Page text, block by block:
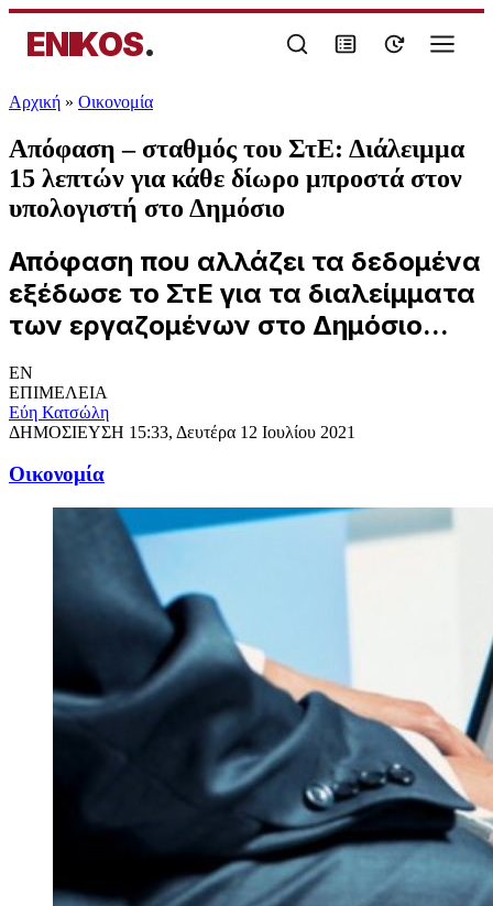
ENIKOS.
Αρχική » Oικονομία
Απόφαση – σταθμός του ΣτΕ: Διάλειμμα
15 λεπτών για κάθε δίωρο μπροστά στον
υπολογιστή στο Δημόσιο
Απόφαση που αλλάζει τα δεδομένα
εξέδωσε το ΣτΕ για τα διαλείμματα
των εργαζομένων στο Δημόσιο...
EN
ΕΠΙΜΕΛΕΙΑ
Εύη Κατσώλη
ΔΗΜΟΣΙΕΥΣΗ 15:33, Δευτέρα 12 Ιουλίου 2021
Oικονομία